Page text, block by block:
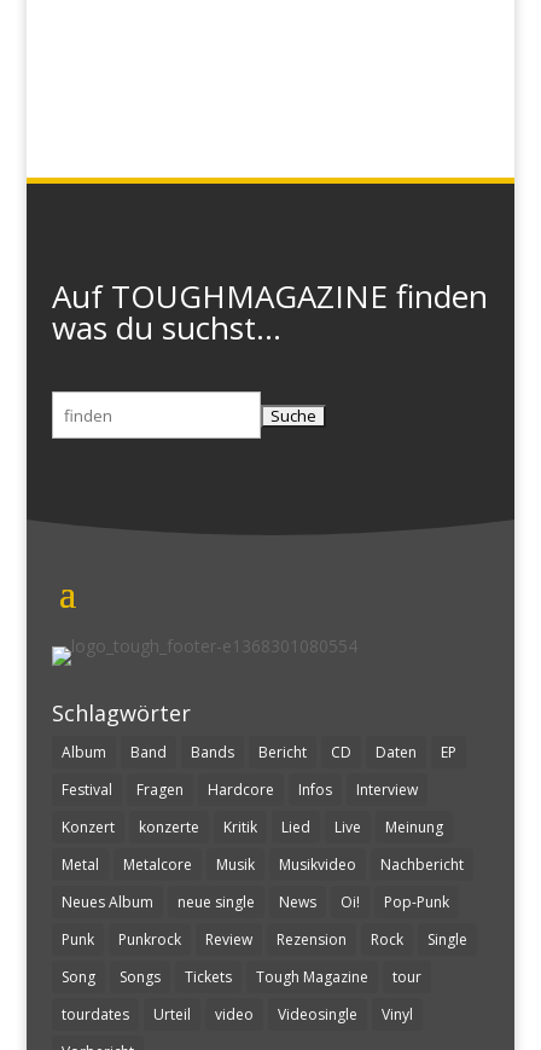
Auf TOUGHMAGAZINE finden
was du suchst...
Suchen
nach:
Schlagwörter
Album Band Bands Bericht CD Daten
EP
Festival
Fragen Hardcore Infos
Interview
Konzert
konzerte Kritik Lied Live
Meinung
Metal
Metalcore Musik Musikvideo
Nachbericht
Neues Album
neue single News Oi!
Pop-Punk
Punk
Punkrock Review Rezension Rock
Single
Song
Songs Tickets Tough Magazine
tour
tourdates
Urteil video Videosingle
Vinyl